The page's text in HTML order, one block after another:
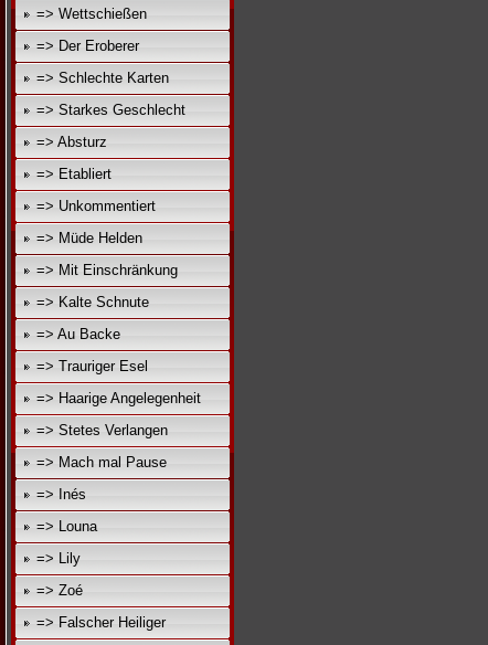
=> Wettschießen
=> Der Eroberer
=> Schlechte Karten
=> Starkes Geschlecht
=> Absturz
=> Etabliert
=> Unkommentiert
=> Müde Helden
=> Mit Einschränkung
=> Kalte Schnute
=> Au Backe
=> Trauriger Esel
=> Haarige Angelegenheit
=> Stetes Verlangen
=> Mach mal Pause
=> Inés
=> Louna
=> Lily
=> Zoé
=> Falscher Heiliger